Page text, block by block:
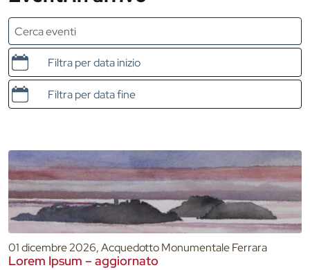
Data e ora di inizio
Data e ora di fine
01 dicembre 2026, Acquedotto Monumentale Ferrara
Lorem Ipsum – aggiornato